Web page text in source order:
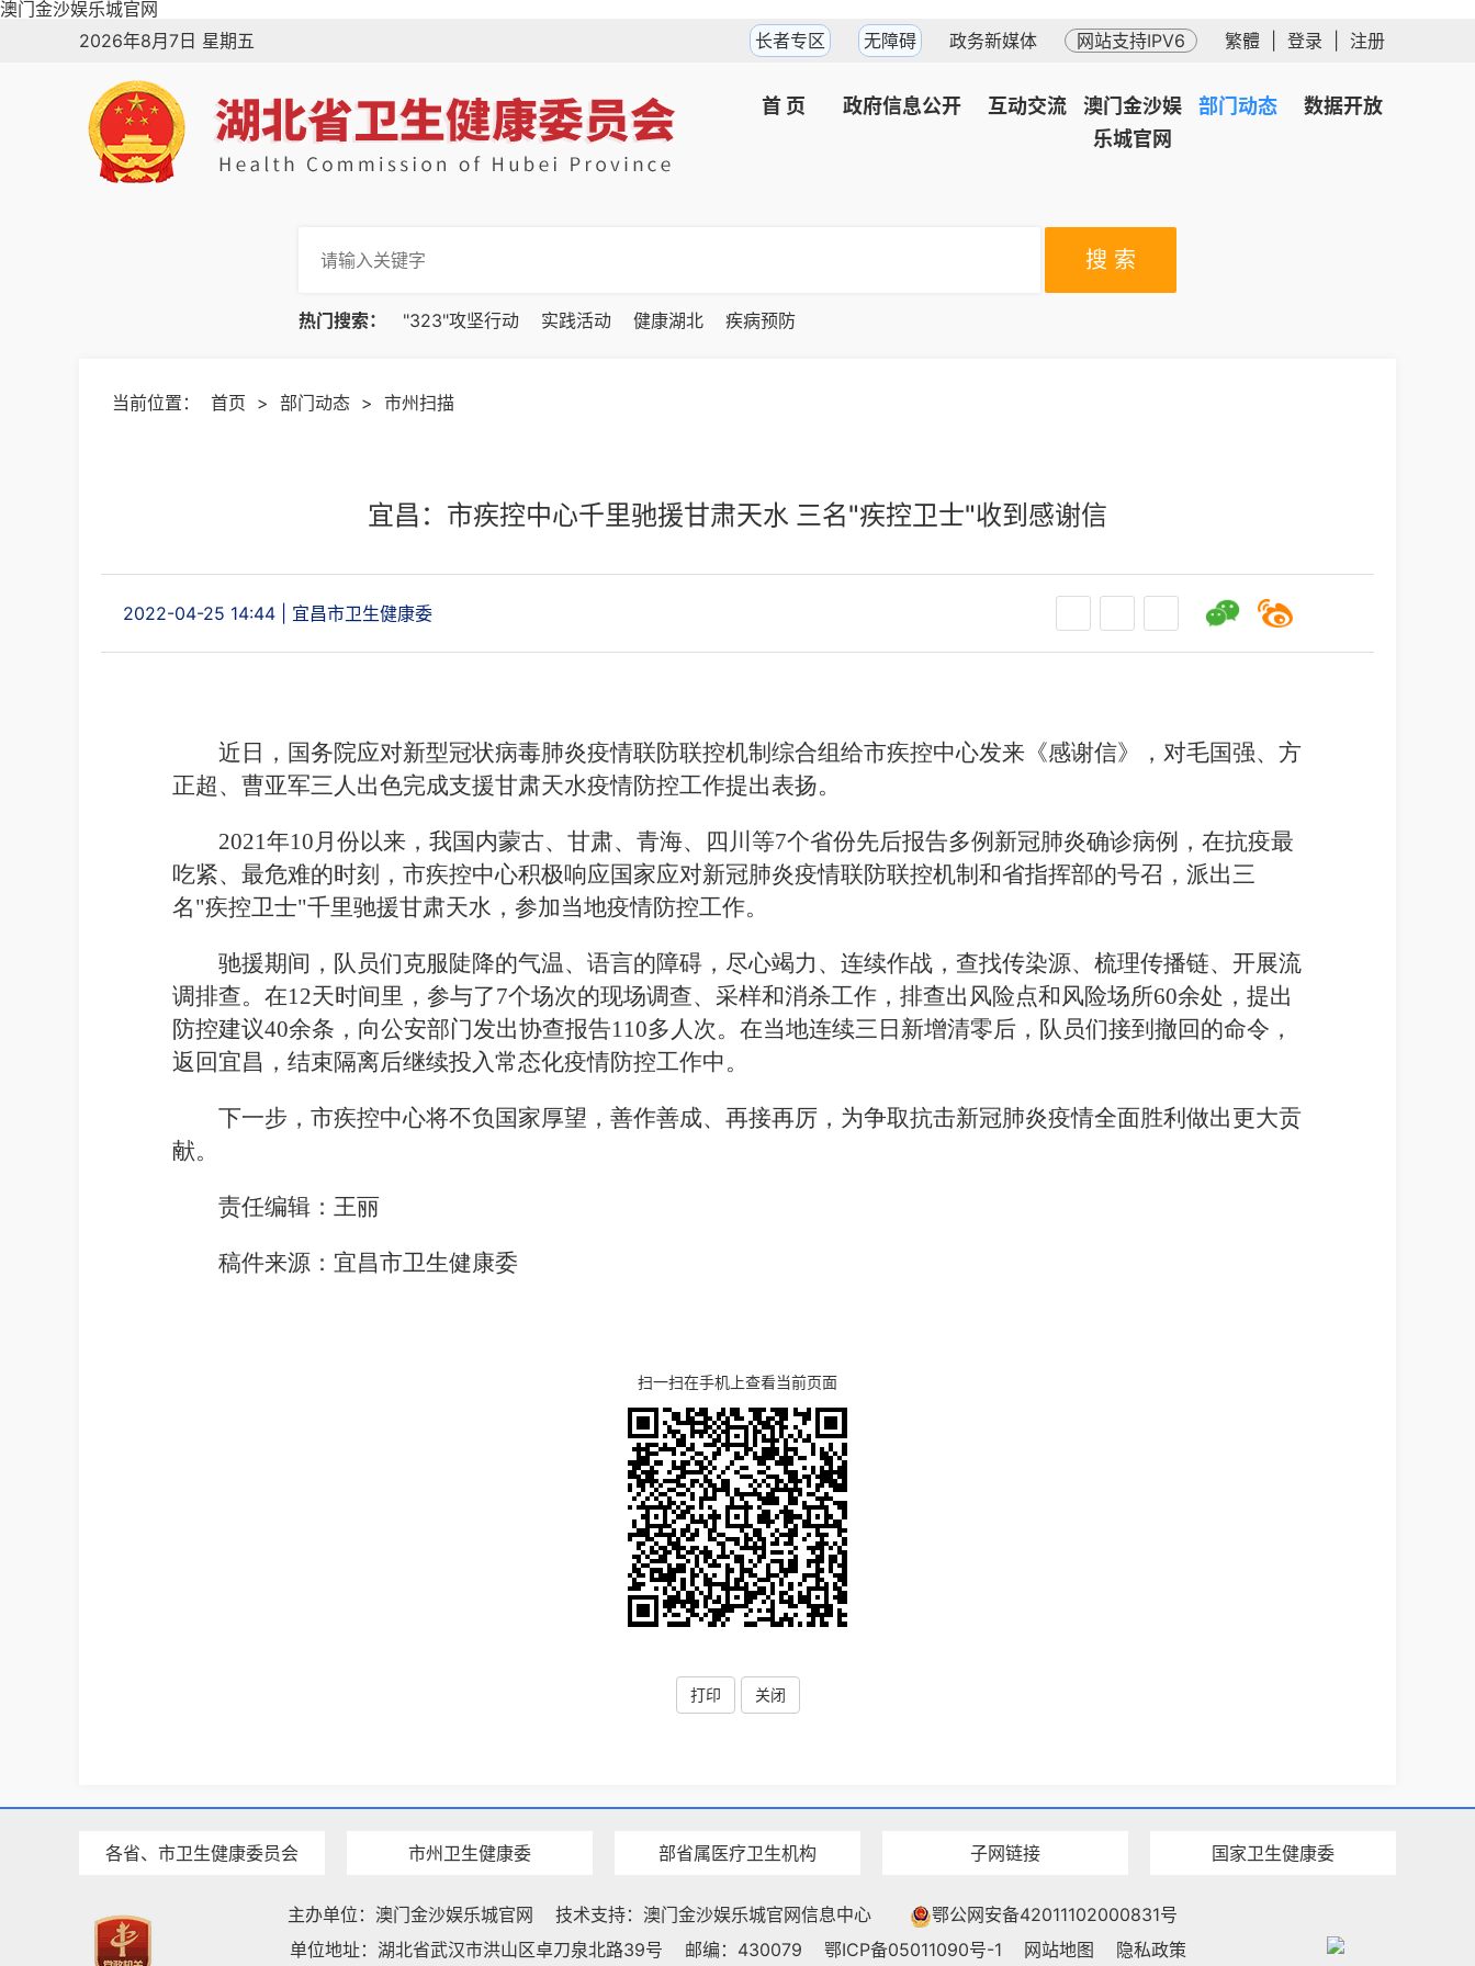
澳门金沙娱乐城官网
2026年8月7日 星期五
长者专区 无障碍 政务新媒体 网站支持IPV6 繁體 登录 注册
首 页 政府信息公开 互动交流
澳门金沙娱
乐城官网
部门动态 数据开放
搜 索
热门搜索： "323"攻坚行动 实践活动 健康湖北 疾病预防
当前位置： 首页 > 部门动态 > 市州扫描
宜昌：市疾控中心千里驰援甘肃天水 三名"疾控卫士"收到感谢信
2022-04-25 14:44 宜昌市卫生健康委
近日， 国务院应对新型冠状病毒肺炎疫情联防联控机制综合组给市疾控中心发来《感谢信》 ， 对毛国强、方
正超、曹亚军三人出色完成支援甘肃天水疫情防控工作提出表扬。
2021年10月份以来，我国内蒙古、甘肃、青海、四川等7个省份先后报告多例新冠肺炎确诊病例，在抗疫最
吃紧、最危难的时刻，市疾控中心积极响应国家应对新冠肺炎疫情联防联控机制和省指挥部的号召 ，派出三
名"疾控卫士"千里驰援甘肃天水， 参加当地疫情防控工作。
驰援期间， 队员们克服陡降的气温、 语言的障碍， 尽心竭力、连续作战， 查找传染源、梳理传播链、开展流
调排查。在12天时间里，参与了7个场次的现场调查、采样和消杀工作，排查出风险点和风险场所60余处，提出
防控建议40余条，向公安部门发出协查报告110多人次。 在当地连续三日新增清零后，队员们接到撤回的命令，
返回宜昌 ， 结束隔离后继续投入常态化疫情防控工作中。
下一步，市疾控中心将不负国家厚望，善作善成、再接再厉，为争取抗击新冠肺炎疫情全面胜利做出更大贡
献。
责任编辑：王丽
稿件来源：宜昌市卫生健康委
扫一扫在手机上查看当前页面
打印 关闭
各省、市卫生健康委员会 市州卫生健康委 部省属医疗卫生机构 子网链接 国家卫生健康委
主办单位：澳门金沙娱乐城官网 技术支持：澳门金沙娱乐城官网信息中心
鄂公网安备42011102000831号
单位地址：湖北省武汉市洪山区卓刀泉北路39号
邮编：430079 鄂ICP备05011090号-1 网站地图 隐私政策